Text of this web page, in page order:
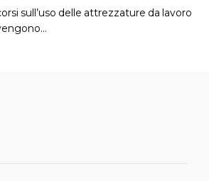
sull’uso delle attrezzature da lavoro